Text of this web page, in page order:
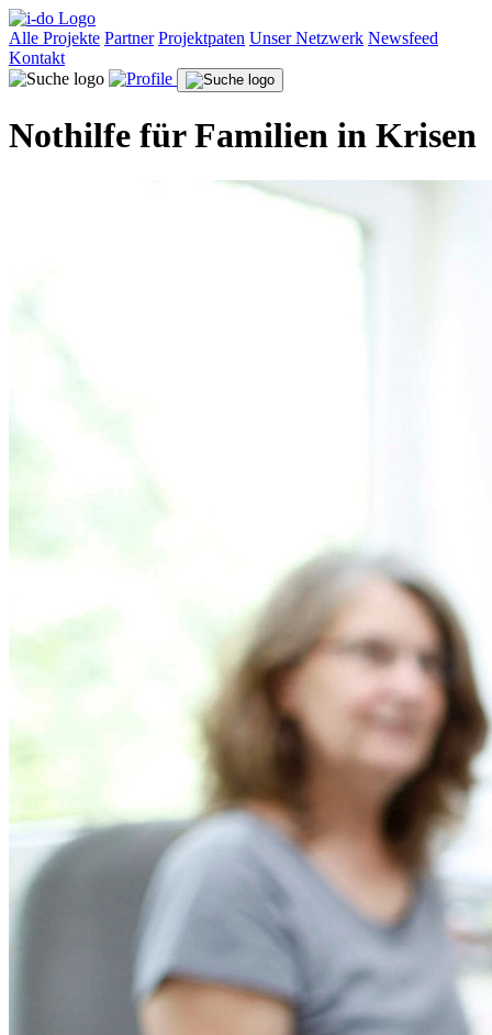
Alle Projekte Partner Projektpaten Unser Netzwerk Newsfeed
Kontakt
Nothilfe für Familien in Krisen